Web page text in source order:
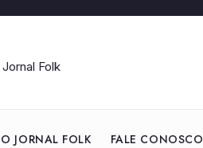
JORNAL FOLK FALE CONOSCO